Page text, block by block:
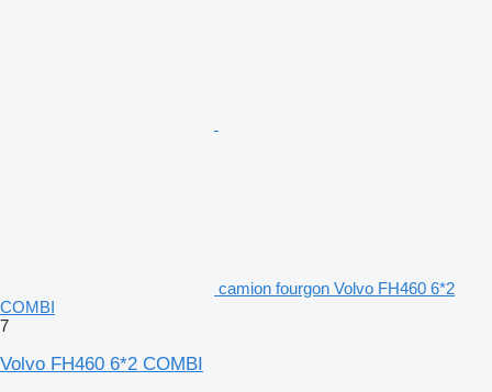
camion fourgon Volvo FH460 6*2
COMBI
7
Volvo FH460 6*2 COMBI